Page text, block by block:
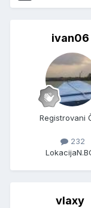
ivan06
Registrovani
232
Lokacija
vlaxy